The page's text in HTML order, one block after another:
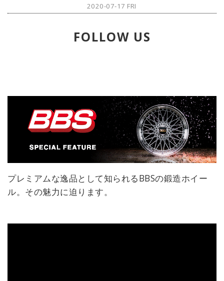
2020-07-17 FRI
FOLLOW US
プレミアムな逸品として知られるBBSの鍛造ホイー
ル。その魅力に迫ります。